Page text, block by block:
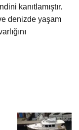
kanıtlamıştır.
denizde yaşam